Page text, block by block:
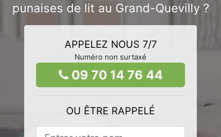
punaises de lit au Grand-Quevilly ?
APPELEZ NOUS 7/7
Numéro non surtaxé
09 70 14 76 44
OU ÊTRE RAPPELÉ